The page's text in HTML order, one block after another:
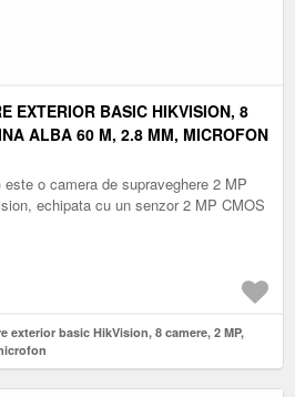
EXTERIOR BASIC HIKVISION, 8
ALBA 60 M, 2.8 MM, MICROFON
este o camera de supraveghere 2 MP
echipata cu un senzor 2 MP CMOS
exterior basic HikVision, 8 camere, 2 MP,